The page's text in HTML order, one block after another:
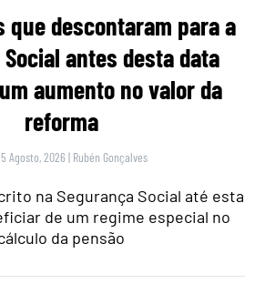
que descontaram para a
antes desta data
aumento no valor da
reforma
Agosto, 2026 | Rubén Gonçalves
na Segurança Social até esta
de um regime especial no
da pensão